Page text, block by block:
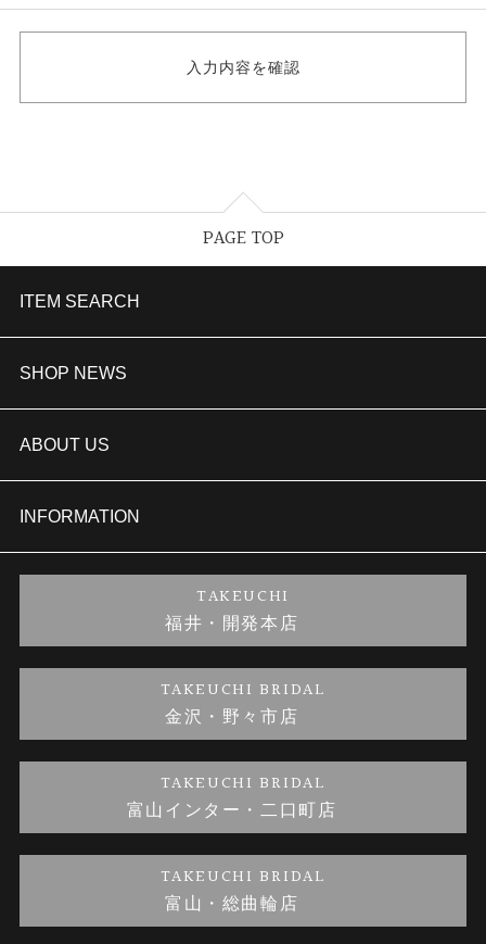
PAGE TOP
ITEM SEARCH
婚約指輪
結婚指輪
セットリング
婚約ネックレス
金・プラチナのお取引
SHOP NEWS
TAKEUCHI BRIDAL金沢本店情報
商品一覧
ブランドリスト
金澤指輪工房｜手作りペアリング
金澤指輪工房｜手作り結婚指輪 and 婚約指輪
金澤指輪工房｜手作り婚約指輪プロポーズプラン
ABOUT US
会社概要
お客様の声
INFORMATION
プライバシーポリシー
TAKEUCHI
福井・開発本店
TAKEUCHI BRIDAL
金沢・野々市店
TAKEUCHI BRIDAL
富山インター・二口町店
TAKEUCHI BRIDAL
富山・総曲輪店